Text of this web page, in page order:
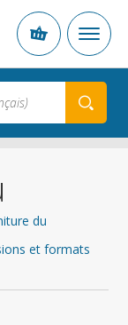
du
et formats